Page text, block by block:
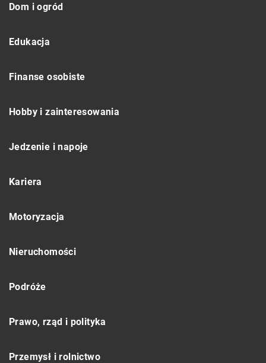
Dom i ogród
Edukacja
Finanse osobiste
Hobby i zainteresowania
Jedzenie i napoje
Kariera
Motoryzacja
Nieruchomości
Podróże
Prawo, rząd i polityka
Przemysł i rolnictwo